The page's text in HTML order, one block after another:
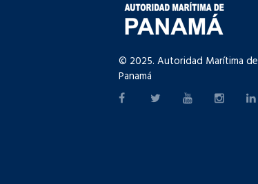
© 2025. Autoridad Marítima de
Panamá